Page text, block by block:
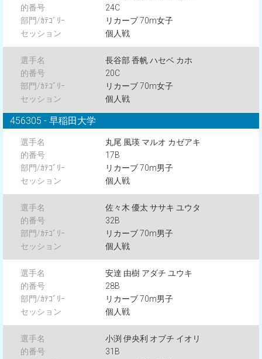
24C
リカーブ 70m女子
個人戦
長谷部 香帆 ハセベ カホ
20C
リカーブ 70m女子
個人戦
456305 - 早稲田大学
丸尾 風瑛 マルオ カゼアキ
17B
リカーブ 70m男子
個人戦
佐々木 優太 ササキ ユウタ
32B
リカーブ 70m男子
個人戦
安達 由樹 アダチ ユウキ
28B
リカーブ 70m男子
個人戦
小渕 伊央利 オブチ イオリ
31B